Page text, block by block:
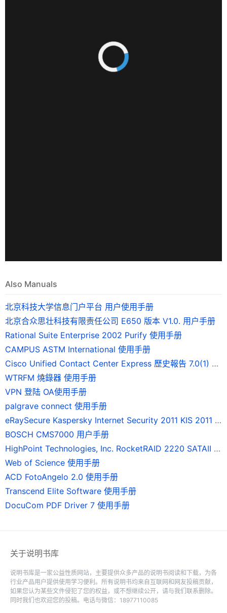
Also Manuals
北京科技大学信息门户平台 用户使用手册
北京合众思壮科技有限责任公司 E650 版本 V1.0. 用户手册
Rational Suite Enterprise 2002 Purify 使用手册
CAMPUS ASTM International 使用手册
Cisco Unified Contact Center Express 歷史報告 7.0(1) 版使用手冊
WTRFM 燒錄器 使用手册
VPN 登陆 OA使用手册
palgrave connect 使用手册
eRaySecure Kaspersky Internet Security 2011 KIS 2011 使用手册
BOSCH CMS7000 用户手册
HighPoint Technologies, Inc. RocketRAID 2220 SATAII 磁碟陣列卡 使用手冊
Web of Science 使用手册
ACD FotoAngelo 2.0 使用手册
Transcend Elite Software 使用手册
DocuCom PDF Driver 7 使用手册
关于说明书库
说明书库是一家公益性质网站，主要提供众多产品的说明书阅读和下载，为各
行业产品用户提供使用学习便利。所有说明书均来自互联网和网友投稿贡献，
如果您认为某些文件侵犯了您的权益，或不想继续公开，请与我们联系删除。
同时我们也欢迎您的投稿。电话与微信：18977110085